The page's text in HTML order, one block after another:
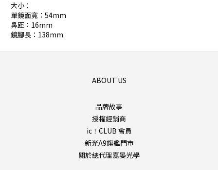
大小：
單鏡面寬：54mm
鼻距：16mm
鏡腳長：138mm
ABOUT US
品牌故事
授權經銷商
ic！CLUB 會員
新光A9旗艦門市
關於總代理嘉晏光學